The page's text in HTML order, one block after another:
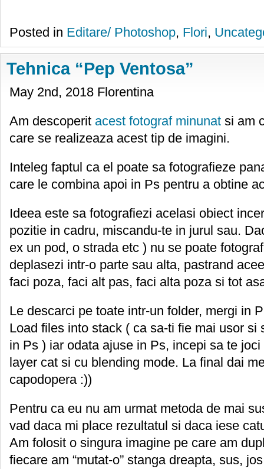
Posted in Editare/ Photoshop, Flori,
Tehnica “Pep Ventosa”
May 2nd, 2018 Florentina
Am descoperit acest fotograf minunat si am
care se realizeaza acest tip de imagini.
Inteleg faptul ca el poate sa fotografieze
care le combina apoi in Ps pentru a obtine
Ideea este sa fotografiezi acelasi obiect
pozitie in cadru, miscandu-te in jurul sau.
ex un pod, o strada etc ) nu se poate
deplasezi intr-o parte sau alta, pastrand
faci poza, faci alt pas, faci alta poza si tot
Le descarci pe toate intr-un folder, mergi in
Load files into stack ( ca sa-ti fie mai usor si
in Ps ) iar odata ajuse in Ps, incepi sa te
layer cat si cu blending mode. La final dai
capodopera :))
Pentru ca eu nu am urmat metoda de mai
vad daca mi place rezultatul si daca iese
Am folosit o singura imagine pe care am
fiecare am “mutat-o” stanga dreapta, sus,